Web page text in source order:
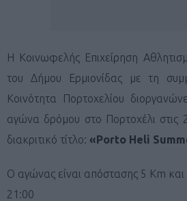
Η Κοινωφελής Επιχείρηση
του Δήμου Ερμιονίδας με τη
Κοινότητα Πορτοχελίου
αγώνα δρόμου στο Πορτοχέλι στις
διακριτικό τίτλο: «Porto Heli
Ο αγώνας είναι απόστασης 5 Km
21:00